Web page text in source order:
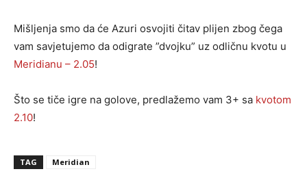
Mišljenja smo da će Azuri osvojiti čitav plijen zbog čega
vam savjetujemo da odigrate ”dvojku” uz odličnu kvotu u
Meridianu – 2.05!
Što se tiče igre na golove, predlažemo vam 3+ sa kvotom
2.10!
TAG Meridian